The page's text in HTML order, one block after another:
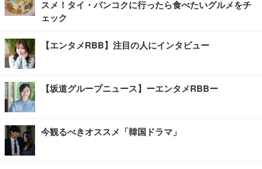
スメ！タイ・バンコクに行ったら食べたいグルメをチ
ェック
【エンタメRBB】注目の人にインタビュー
【坂道グループニュース】ーエンタメRBBー
今観るべきオススメ「韓国ドラマ」